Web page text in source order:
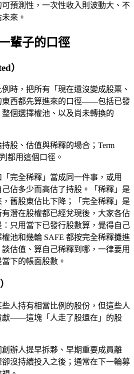
預測性，一次性收入則波動大、不
來。
輩子的口徑
）
例時，把所有「現在還沒變成股票、
東西都先算進來的口徑——包括已發
個選擇權池、以及尚未轉換的
持股、估值與稀釋的場合；Term
都用這個口徑。
「完全稀釋」當成同一件事，或用
己佔多少而高估了持股。「稀釋」是
舊股東佔比下降；「完全稀釋」是
潛在股權都已經兌現後，大家各佔
只用當下已發行股數算，覺得自己
池和幾輪 SAFE 都按完全稀釋攤進
估值、算自己稀釋到哪，一律要用
下的帳面股數。
些人持有相當比例的股份，但這些人
獻——這塊「人走了股還在」的股
創辦人提早拆夥、早期重要成員離
沒持續投入之後；通常在下一輪募